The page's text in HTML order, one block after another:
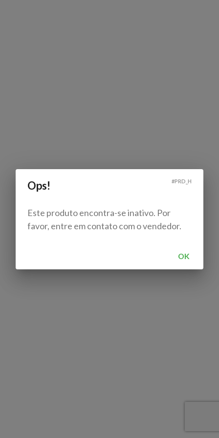
Ops! #PRD_H
Este produto encontra-se inativo. Por
favor, entre em contato com o vendedor.
OK